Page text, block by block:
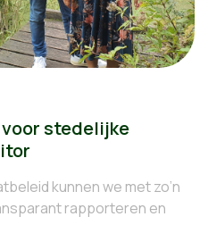
stedelijke
kunnen we met zo’n
rapporteren en